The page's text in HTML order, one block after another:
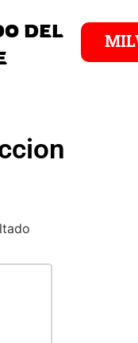
DEL